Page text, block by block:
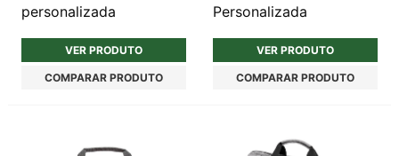
personalizada
VER PRODUTO
COMPARAR PRODUTO
Personalizada
VER PRODUTO
COMPARAR PRODUTO